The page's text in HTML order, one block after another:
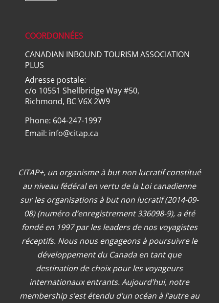
COORDONNÉES
CANADIAN INBOUND TOURISM ASSOCIATION
PLUS
Adresse postale:
c/o 10551 Shellbridge Way #50,
Richmond, BC V6X 2W9
Phone: 604-247-1997
Email: info@citap.ca
CITAP+, un organisme à but non lucratif constitué
au niveau fédéral en vertu de la Loi canadienne
sur les organisations à but non lucratif (2014-09-
08) (numéro d’enregistrement 336098-9), a été
fondé en 1997 par les leaders de nos voyagistes
réceptifs. Nous nous engageons à poursuivre le
développement du Canada en tant que
destination de choix pour les voyageurs
internationaux entrants. Aujourd’hui, notre
membership s’est étendu d’un océan à l’autre au